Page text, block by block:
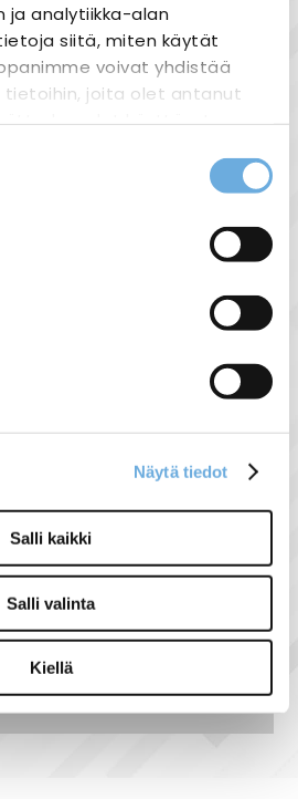
ja analytiikka-alan
siitä, miten käytät
voivat yhdistää
joita olet antanut
kun olet käyttänyt
Näytä tiedot
Salli kaikki
Salli valinta
Kiellä
W LED on
jossa on pelkistetty ja
Laadukas
A40 antaa